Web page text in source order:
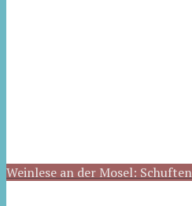
Weinlese an der Mosel: